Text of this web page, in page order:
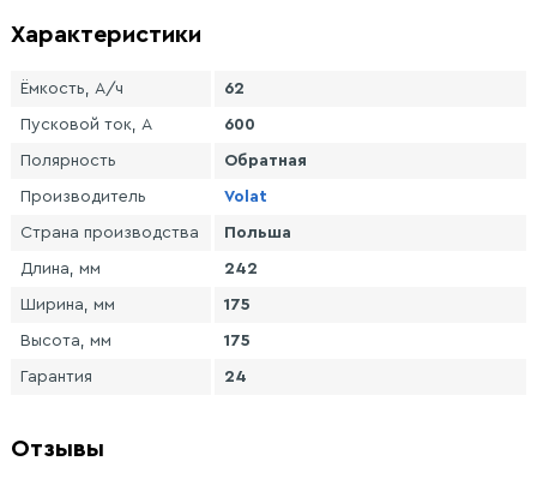
Характеристики
Ёмкость, А/ч 62
Пусковой ток, А 600
Полярность Обратная
Производитель Volat
Страна производства Польша
Длина, мм 242
Ширина, мм 175
Высота, мм 175
Гарантия 24
Отзывы